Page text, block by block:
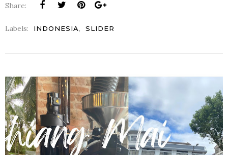
Share:
Labels: INDONESIA, SLIDER